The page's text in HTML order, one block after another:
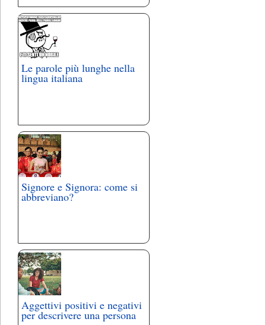
Le parole più lunghe nella
lingua italiana
Signore e Signora: come si
abbreviano?
Aggettivi positivi e negativi
per descrivere una persona